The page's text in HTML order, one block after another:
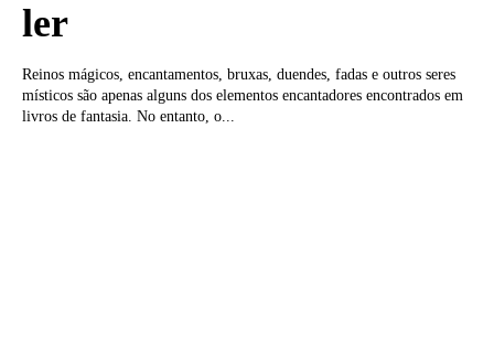
ler
Reinos mágicos, encantamentos, bruxas, duendes, fadas e outros seres
místicos são apenas alguns dos elementos encantadores encontrados em
livros de fantasia. No entanto, o...